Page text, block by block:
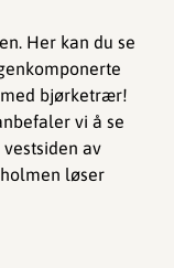
Her kan du se
med bjørketrær!
vi å se
av
løser